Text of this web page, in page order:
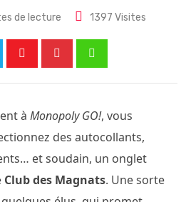
de lecture 1397 Visites
à Monopoly GO!, vous
des autocollants,
et soudain, un onglet
Club des Magnats. Une sorte